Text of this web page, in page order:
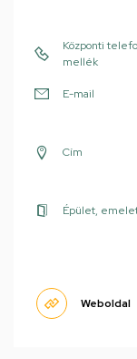
Központi
mellék
E-mail
Cím
Épület,
Weboldal